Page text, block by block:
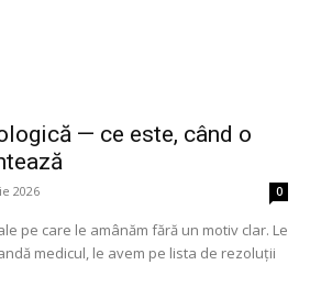
— ce este, când o
2026 0
pe care le amânăm fără un motiv clar. Le
medicul, le avem pe lista de rezoluții